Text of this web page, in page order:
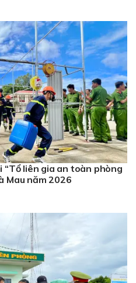
“Tổ liên gia an toàn phòng
Mau năm 2026